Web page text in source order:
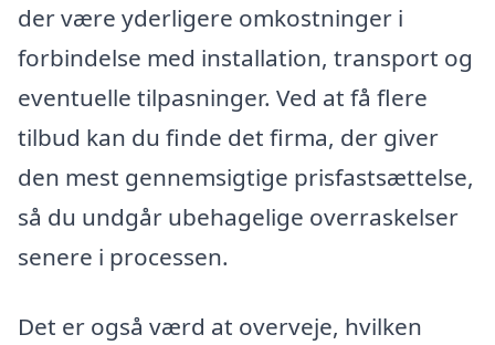
der være yderligere omkostninger i
forbindelse med installation, transport og
eventuelle tilpasninger. Ved at få flere
tilbud kan du finde det firma, der giver
den mest gennemsigtige prisfastsættelse,
så du undgår ubehagelige overraskelser
senere i processen.
Det er også værd at overveje, hvilken